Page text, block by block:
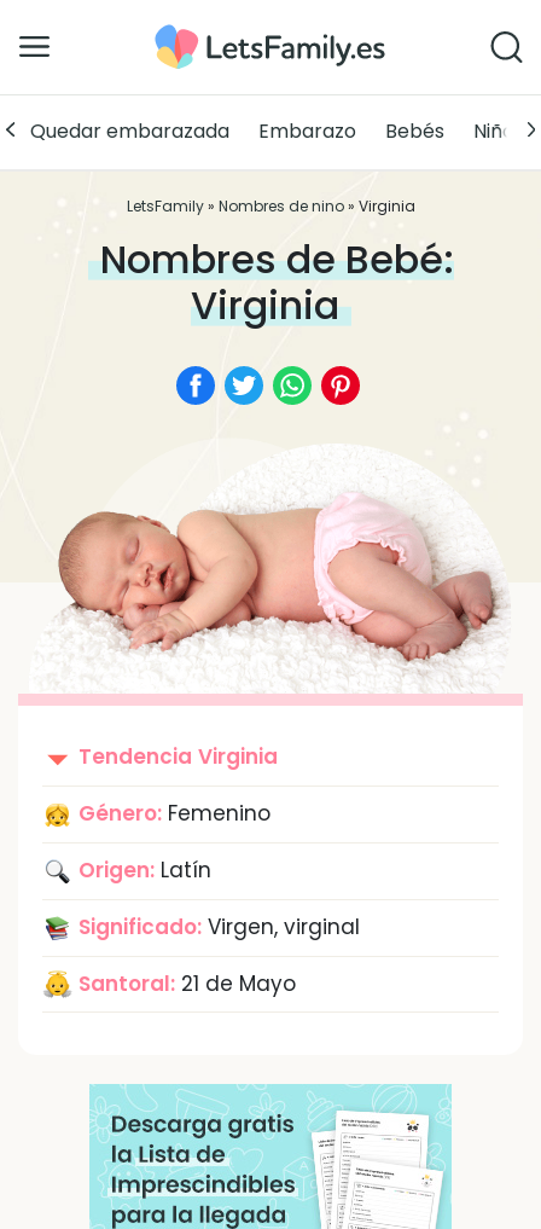
Quedar embarazada Embarazo Bebés Niños
LetsFamily» Nombres de nino» Virginia
Nombres de Bebé:
Virginia
Tendencia Virginia
Género: Femenino
Origen: Latín
Significado: Virgen, virginal
Santoral: 21 de Mayo